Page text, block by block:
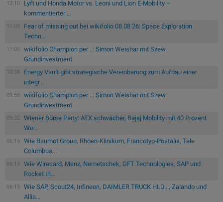
13:10
Lyft und Honda Motor vs. Leoni und Lion E-Mobility –
kommentierter ...
11:05
Fear of missing out bei wikifolio 08.08.26: Space Exploration
Techn...
11:05
wikifolio Champion per ..: Simon Weishar mit Szew
Grundinvestment
10:38
Energy Vault gibt strategische Vereinbarung zum Aufbau einer
integr...
09:55
wikifolio Champion per ..: Simon Weishar mit Szew
Grundinvestment
09:32
Wiener Börse Party: ATX schwächer, Bajaj Mobility mit 40 Prozent
Wo...
06:15
Wie Baumot Group, Rhoen-Klinikum, Francotyp-Postalia, Tele
Columbus...
06:15
Wie Wirecard, Manz, Nemetschek, GFT Technologies, SAP und
Rocket In...
06:15
Wie SAP, Scout24, Infineon, DAIMLER TRUCK HLD..., Zalando und
Allia...